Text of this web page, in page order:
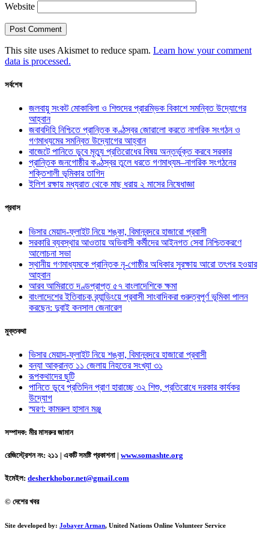
Website
This site uses Akismet to reduce spam. Learn how your comment
data is processed.
সর্বশেষ
জলবায়ু সংকট মোকাবিলা ও শিশুদের প্রারম্ভিক বিকাশে সমন্বিত উদ্যোগের
আহ্বান
জবাবদিহি নিশ্চিতে প্রান্তিক কণ্ঠস্বর জোরালো করতে নাগরিক সংগঠন ও
গণমাধ্যমের সমন্বিত উদ্যোগের আহ্বান
বাজেটে পানিতে ডুবে মৃত্যু প্রতিরোধের বিষয় অন্তর্ভুক্ত করবে সরকার
প্রান্তিক জনগোষ্ঠীর কণ্ঠস্বর তুলে ধরতে গণমাধ্যম–নাগরিক সংগঠনের
শক্তিশালী ভূমিকার তাগিদ
ইলিশ রক্ষায় মধ্যরাত থেকে মাছ ধরায় ২ মাসের নিষেধাজ্ঞা
প্রবাস
ভিসার মেয়াদ-ফ্লাইট নিয়ে শঙ্কা, বিমানবন্দরে হাজারো প্রবাসী
সরকারি ব্যবস্থার আওতায় অভিবাসী কর্মীদের আইনগত সেবা নিশ্চিতকরণে
আলোচনা সভা
স্থানীয় গণমাধ্যমকে প্রান্তিক নৃ-গোষ্ঠীর অধিকার সুরক্ষায় আরো তৎপর হওয়ার
আহ্বান
আরব আমিরাতে দণ্ডপ্রাপ্ত ৫৭ বাংলাদেশিকে ক্ষমা
বাংলাদেশের ইতিবাচক ব্র্যান্ডিংয়ে প্রবাসী সাংবাদিকরা গুরুত্বপূর্ণ ভূমিকা পালন
করছেন: দুবাই কনসাল জেনারেল
মুক্তকথা
ভিসার মেয়াদ-ফ্লাইট নিয়ে শঙ্কা, বিমানবন্দরে হাজারো প্রবাসী
বন্যা আক্রান্ত ১১ জেলায় নিহতের সংখ্যা ৩১
রূপকথাদের ছুটি
পানিতে ডুবে প্রতিদিন প্রাণ হারাচ্ছে ৩২ শিশু, প্রতিরোধে দরকার কার্যকর
উদ্যোগ
স্মরণ: কামরুল হাসান মঞ্জু
সম্পাদক: মীর মাসরুর জামান
রেজিস্ট্রেশন নং: ২১১ | একটি সমষ্টি প্রকাশনা | www.somashte.org
ইমেইল: desherkhobor.net@gmail.com
© দেশের খবর
Site developed by: Jobayer Arman, United Nations Online Volunteer Service